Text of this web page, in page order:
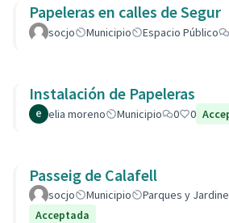
Papeleras en calles de Segur
socjo Municipio Espacio Público
Instalación de Papeleras
elia moreno Municipio 0 0
Passeig de Calafell
socjo Municipio Parques y
Acceptada